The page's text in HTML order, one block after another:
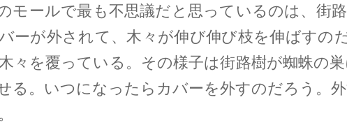
モールで最も不思議だと思っているのは、街
ーが外されて、木々が伸び伸び枝を伸ばすの
々を覆っている。その様子は街路樹が蜘蛛の
る。いつになったらカバーを外すのだろう。